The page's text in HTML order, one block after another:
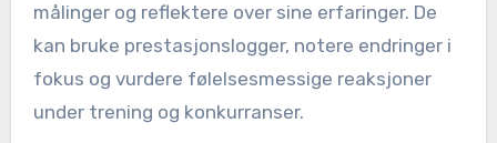
målinger og reflektere over sine erfaringer. De
kan bruke prestasjonslogger, notere endringer i
fokus og vurdere følelsesmessige reaksjoner
under trening og konkurranser.